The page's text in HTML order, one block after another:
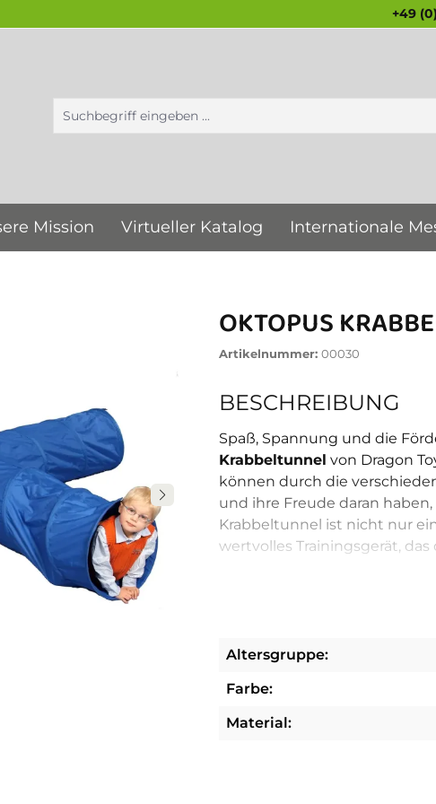
+49
Mission Virtueller Katalog Internationale
OKTOPUS
Artikelnummer: 00030
BESCHREIBUNG
Spaß, Spannung und die
Krabbeltunnel von Dragon
können durch die
und ihre Freude daran
Krabbeltunnel ist nicht nur
wertvolles Trainingsgerät,
Der Krabbeltunnel stellt eine
Koordination und die
profitieren von den
Der Krabbeltunnel fordert
Altersgruppe:
Farbe:
Material: